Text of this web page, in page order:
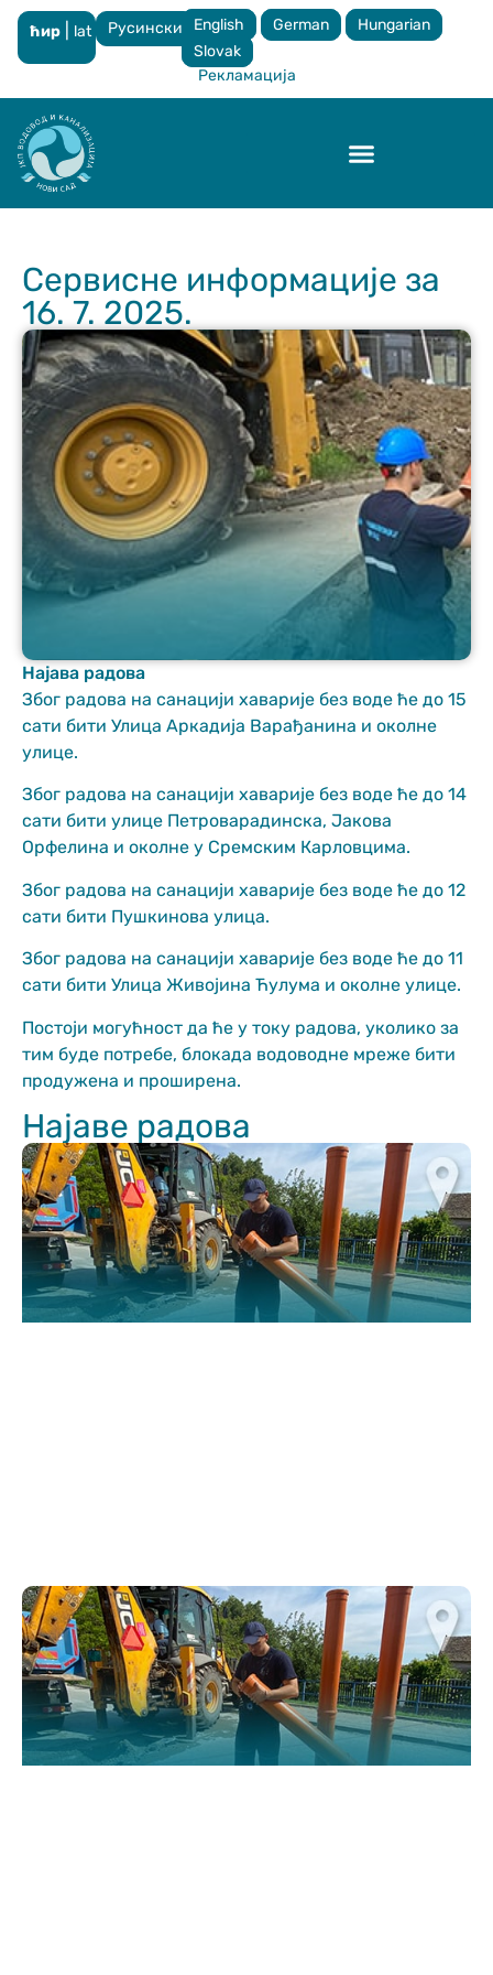
Рекламација
ћир lat Русински English German
Hungarian
Slovak
Најаве радова
Сервисне информације за
16. 7. 2025.
Најава радова
Због радова на санацији хаварије без воде ће до 15
сати бити Улица Аркадија Варађанина и околне
улице.
Због радова на санацији хаварије без воде ће до 14
сати бити улице Петроварадинска, Јакова
Орфелина и околне у Сремским Карловцима.
Због радова на санацији хаварије без воде ће до 12
сати бити Пушкинова улица.
Због радова на санацији хаварије без воде ће до 11
сати бити Улица Живојина Ћулума и околне улице.
Постоји могућност да ће у току радова, уколико за
тим буде потребе, блокада водоводне мреже бити
продужена и проширена.
Неопходно
These
cookies are
not optional.
needed for
the website
to function.
Статистика
to improve
the website's
and structure,
based on how
the website is
used.
Искуство
In order for
our website
to perform
as well as
possible
during your
visit. If you
refuse
By sharing
your
interests and
behavior as
you visit our
site, you
increase the
chance of
seeing